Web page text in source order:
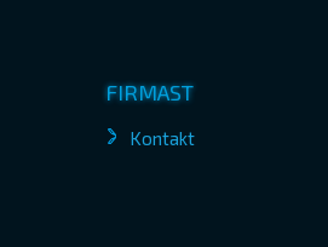
FIRMAST
Kontakt